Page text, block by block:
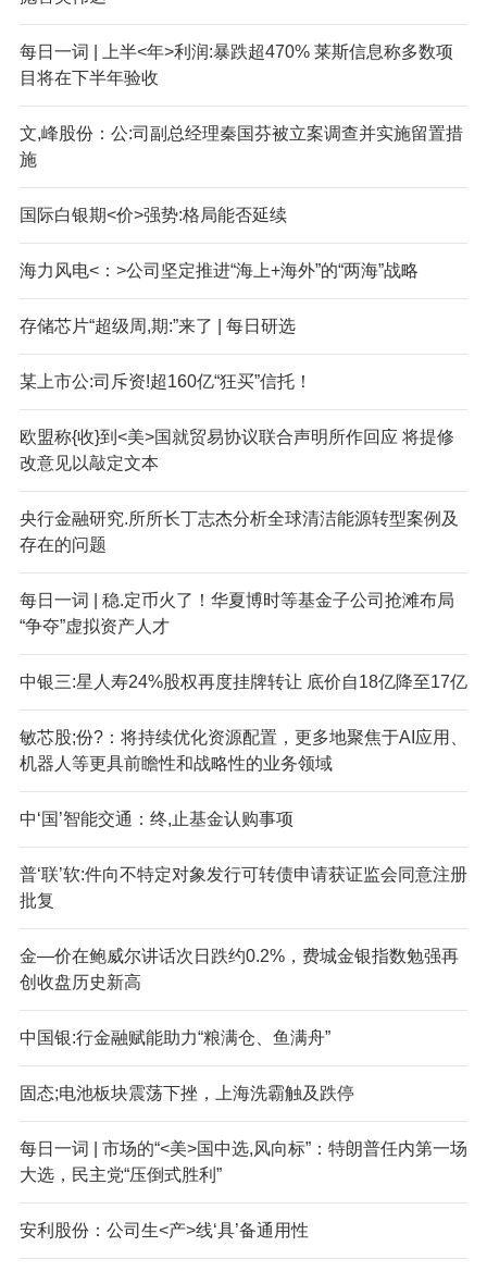
每日一词 | 上半<年>利润:暴跌超470% 莱斯信息称多数项
目将在下半年验收
文,峰股份：公:司副总经理秦国芬被立案调查并实施留置措
施
国际白银期<价>强势:格局能否延续
海力风电<：>公司坚定推进“海上+海外”的“两海”战略
存储芯片“超级周,期:”来了 | 每日研选
某上市公:司斥资!超160亿“狂买”信托！
欧盟称{收}到<美>国就贸易协议联合声明所作回应 将提修
改意见以敲定文本
央行金融研究.所所长丁志杰分析全球清洁能源转型案例及
存在的问题
每日一词 | 稳.定币火了！华夏博时等基金子公司抢滩布局
“争夺”虚拟资产人才
中银三:星人寿24%股权再度挂牌转让 底价自18亿降至17亿
敏芯股;份?：将持续优化资源配置，更多地聚焦于AI应用、
机器人等更具前瞻性和战略性的业务领域
中‘国’智能交通：终,止基金认购事项
普‘联’软:件向不特定对象发行可转债申请获证监会同意注册
批复
金—价在鲍威尔讲话次日跌约0.2%，费城金银指数勉强再
创收盘历史新高
中国银:行金融赋能助力“粮满仓、鱼满舟”
固态;电池板块震荡下挫，上海洗霸触及跌停
每日一词 | 市场的“<美>国中选,风向标”：特朗普任内第一场
大选，民主党“压倒式胜利”
安利股份：公司生<产>线‘具’备通用性